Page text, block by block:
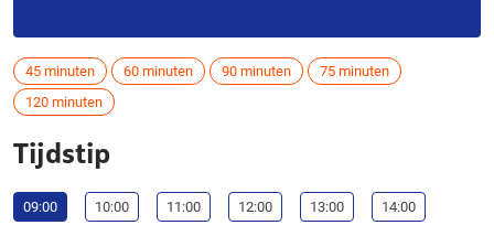
45 minuten 60 minuten 90 minuten
75 minuten
120 minuten
Tijdstip
09:00 10:00 11:00 12:00 13:00 14:00